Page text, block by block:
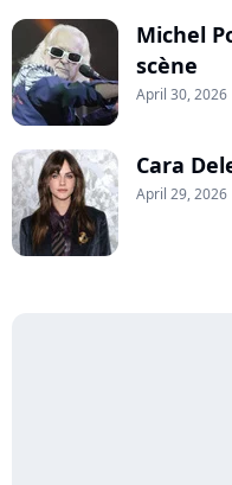
Michel
scène
April 30, 2026
Cara
April 29, 2026